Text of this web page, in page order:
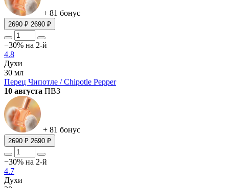
+ 81 бонус
2690 ₽ 2690 ₽
−30% на 2-й
4.8
Духи
30 мл
Перец Чипотле / Chipotle Pepper
10 августа ПВЗ
+ 81 бонус
2690 ₽ 2690 ₽
−30% на 2-й
4.7
Духи